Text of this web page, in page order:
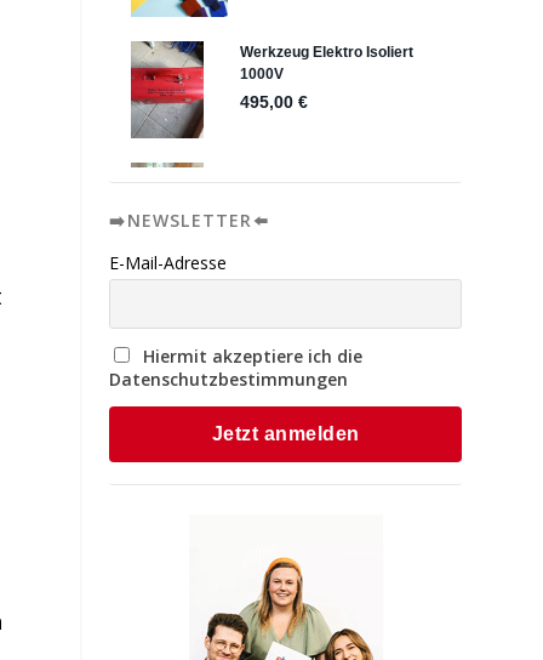
➡️NEWSLETTER⬅️
E-Mail-Adresse
Hiermit akzeptiere ich die
Datenschutzbestimmungen